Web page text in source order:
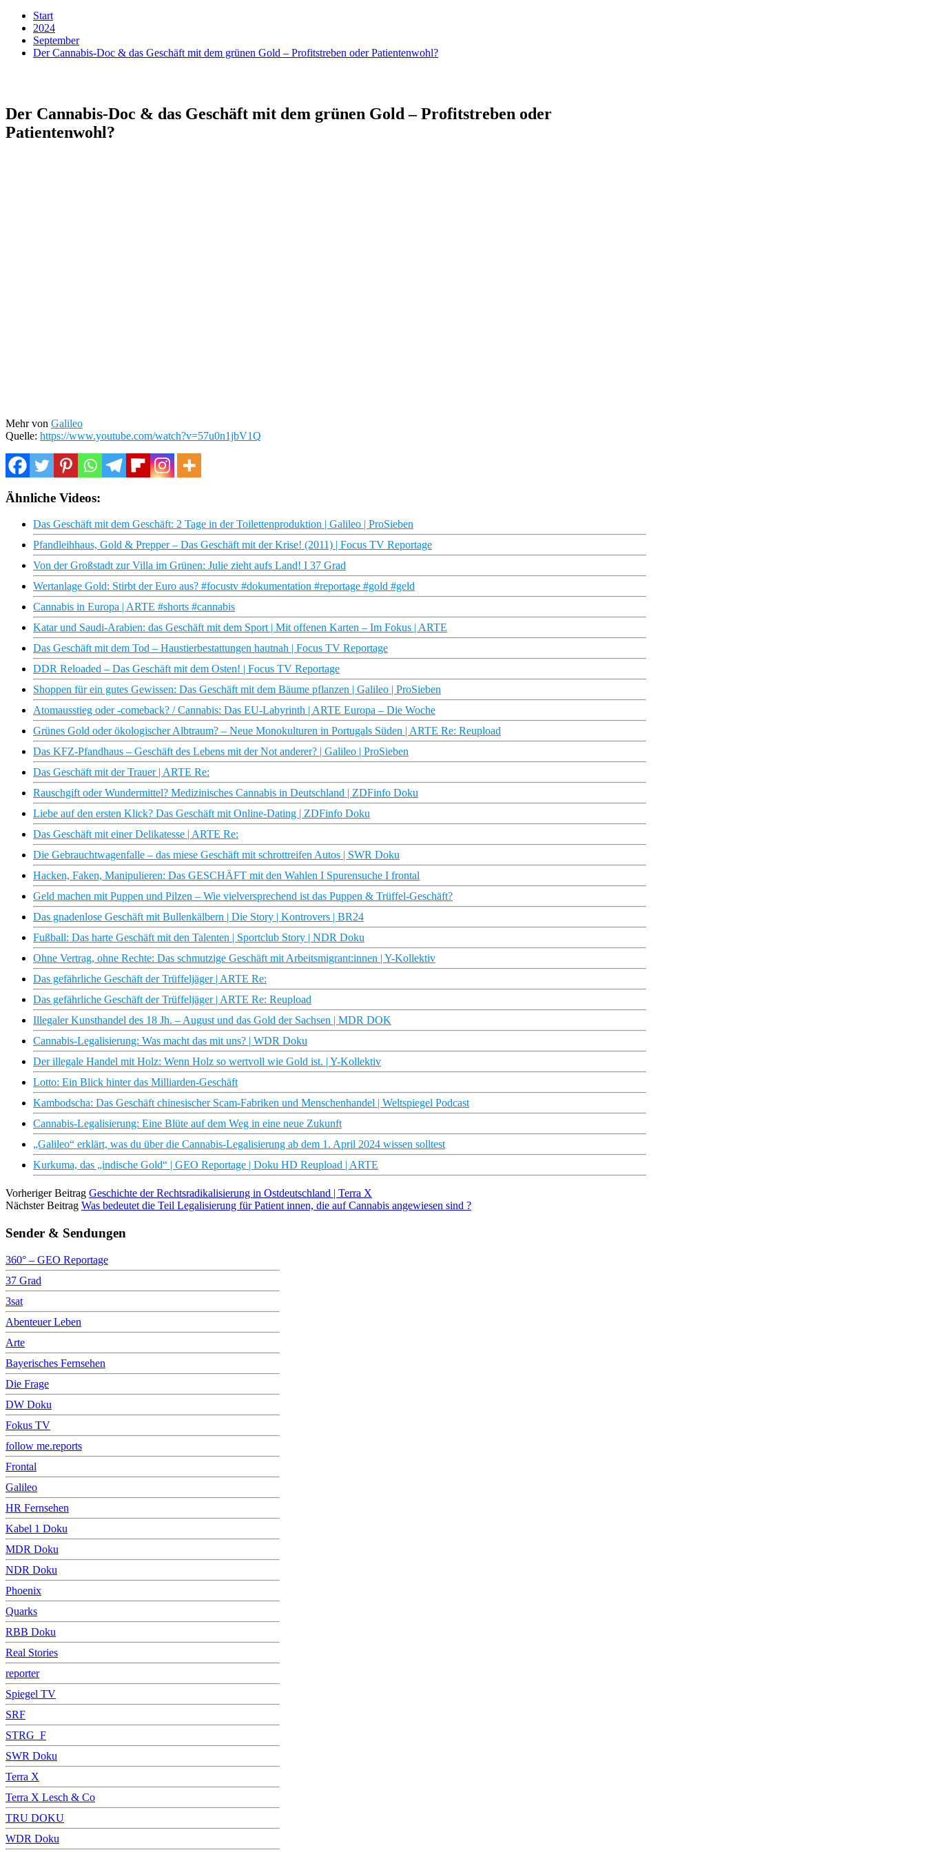
Start
2024
September
Der Cannabis-Doc & das Geschäft mit dem grünen Gold – Profitstreben oder Patientenwohl?
Der Cannabis-Doc & das Geschäft mit dem grünen Gold – Profitstreben oder
Patientenwohl?
Mehr von Galileo
Quelle: https://www.youtube.com/watch?v=57u0n1jbV1Q
Ähnliche Videos:
Das Geschäft mit dem Geschäft: 2 Tage in der Toilettenproduktion | Galileo | ProSieben
Pfandleihhaus, Gold & Prepper – Das Geschäft mit der Krise! (2011) | Focus TV Reportage
Von der Großstadt zur Villa im Grünen: Julie zieht aufs Land! I 37 Grad
Wertanlage Gold: Stirbt der Euro aus? #focustv #dokumentation #reportage #gold #geld
Cannabis in Europa | ARTE #shorts #cannabis
Katar und Saudi-Arabien: das Geschäft mit dem Sport | Mit offenen Karten – Im Fokus | ARTE
Das Geschäft mit dem Tod – Haustierbestattungen hautnah | Focus TV Reportage
DDR Reloaded – Das Geschäft mit dem Osten! | Focus TV Reportage
Shoppen für ein gutes Gewissen: Das Geschäft mit dem Bäume pflanzen | Galileo | ProSieben
Atomausstieg oder -comeback? / Cannabis: Das EU-Labyrinth | ARTE Europa – Die Woche
Grünes Gold oder ökologischer Albtraum? – Neue Monokulturen in Portugals Süden | ARTE Re: Reupload
Das KFZ-Pfandhaus – Geschäft des Lebens mit der Not anderer? | Galileo | ProSieben
Das Geschäft mit der Trauer | ARTE Re:
Rauschgift oder Wundermittel? Medizinisches Cannabis in Deutschland | ZDFinfo Doku
Liebe auf den ersten Klick? Das Geschäft mit Online-Dating | ZDFinfo Doku
Das Geschäft mit einer Delikatesse | ARTE Re:
Die Gebrauchtwagenfalle – das miese Geschäft mit schrottreifen Autos | SWR Doku
Hacken, Faken, Manipulieren: Das GESCHÄFT mit den Wahlen I Spurensuche I frontal
Geld machen mit Puppen und Pilzen – Wie vielversprechend ist das Puppen & Trüffel-Geschäft?
Das gnadenlose Geschäft mit Bullenkälbern | Die Story | Kontrovers | BR24
Fußball: Das harte Geschäft mit den Talenten | Sportclub Story | NDR Doku
Ohne Vertrag, ohne Rechte: Das schmutzige Geschäft mit Arbeitsmigrant:innen | Y-Kollektiv
Das gefährliche Geschäft der Trüffeljäger | ARTE Re:
Das gefährliche Geschäft der Trüffeljäger | ARTE Re: Reupload
Illegaler Kunsthandel des 18 Jh. – August und das Gold der Sachsen | MDR DOK
Cannabis-Legalisierung: Was macht das mit uns? | WDR Doku
Der illegale Handel mit Holz: Wenn Holz so wertvoll wie Gold ist. | Y-Kollektiv
Lotto: Ein Blick hinter das Milliarden-Geschäft
Kambodscha: Das Geschäft chinesischer Scam-Fabriken und Menschenhandel | Weltspiegel Podcast
Cannabis-Legalisierung: Eine Blüte auf dem Weg in eine neue Zukunft
„Galileo“ erklärt, was du über die Cannabis-Legalisierung ab dem 1. April 2024 wissen solltest
Kurkuma, das „indische Gold“ | GEO Reportage | Doku HD Reupload | ARTE
Vorheriger Beitrag Geschichte der Rechtsradikalisierung in Ostdeutschland | Terra X
Nächster Beitrag Was bedeutet die Teil Legalisierung für Patient innen, die auf Cannabis angewiesen sind ?
Sender & Sendungen
360° – GEO Reportage
37 Grad
3sat
Abenteuer Leben
Arte
Bayerisches Fernsehen
Die Frage
DW Doku
Fokus TV
follow me.reports
Frontal
Galileo
HR Fernsehen
Kabel 1 Doku
MDR Doku
NDR Doku
Phoenix
Quarks
RBB Doku
Real Stories
reporter
Spiegel TV
SRF
STRG_F
SWR Doku
Terra X
Terra X Lesch & Co
TRU DOKU
WDR Doku